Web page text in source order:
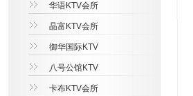
华语KTV会所
晶富KTV会所
御华国际KTV
八号公馆KTV
卡布KTV会所